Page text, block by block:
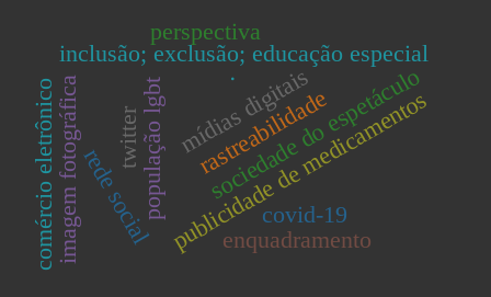
.
população lgbt
inclusão; exclusão; educação especial
twitter mídias digitais
publicidade de medicamentos
enquadramento
perspectiva
imagem fotográfica sociedade do espetáculo
rede social
rastreabilidade
covid-19
comércio eletrônico